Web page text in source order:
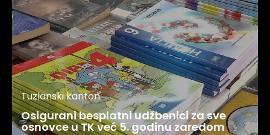
Tuzlanski kanton
Osigurani besplatni udžbenici za sve
osnovce u TK već 5. godinu zaredom